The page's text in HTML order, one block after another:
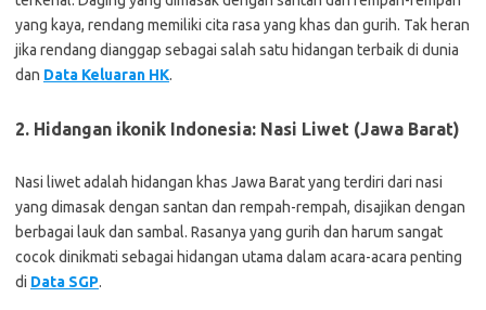
yang kaya, rendang memiliki cita rasa yang khas dan gurih. Tak heran
jika rendang dianggap sebagai salah satu hidangan terbaik di dunia
dan Data Keluaran HK.
2. Hidangan ikonik Indonesia: Nasi Liwet (Jawa Barat)
Nasi liwet adalah hidangan khas Jawa Barat yang terdiri dari nasi
yang dimasak dengan santan dan rempah-rempah, disajikan dengan
berbagai lauk dan sambal. Rasanya yang gurih dan harum sangat
cocok dinikmati sebagai hidangan utama dalam acara-acara penting
di Data SGP.